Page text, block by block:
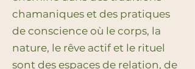
chamaniques et des pratiques
de conscience où le corps, la
nature, le rêve actif et le rituel
sont des espaces de relation, de